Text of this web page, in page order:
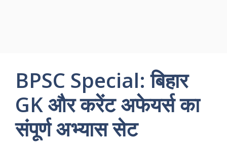
BPSC Special: बिहार
GK और करेंट अफेयर्स का
संपूर्ण अभ्यास सेट